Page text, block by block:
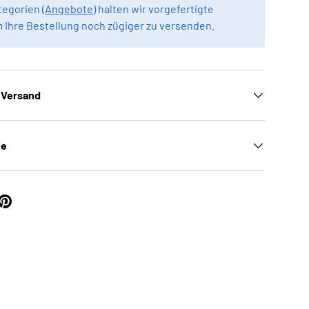
(Angebote) halten wir vorgefertigte
Bestellung noch zügiger zu versenden.